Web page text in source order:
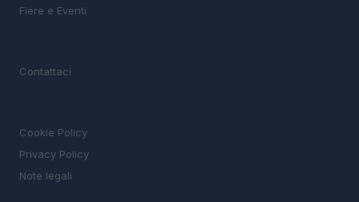
Fiere e Eventi
Contattaci
Cookie Policy
Privacy Policy
Note legali